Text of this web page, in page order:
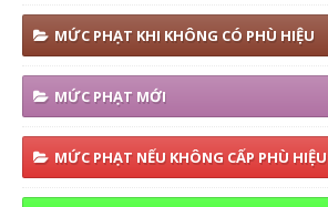
MỨC PHẠT KHI KHÔNG CÓ PHÙ HIỆU
MỨC PHẠT MỚI
MỨC PHẠT NẾU KHÔNG CẤP PHÙ HIỆU